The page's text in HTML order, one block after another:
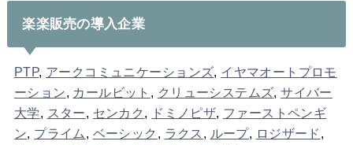
楽楽販売の導入企業
PTP, アークコミュニケーションズ, イヤマオートプロモ
ーション, カールビット , クリューシステムズ,サイバー
大学, スター, センカク , ドミノピザ, ファーストペンギ
ン, プライム , ベーシック , ラクス , ループ, ロジザード ,